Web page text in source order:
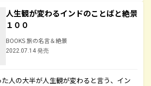
人生観が変わるインドのことばと絶景
１００
BOOKS 旅の名言＆絶景
2022.07.14 発売
人の大半が人生観が変わると言う、イン